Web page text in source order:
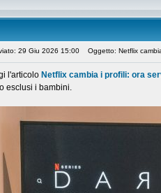
29 Giu 2026 15:00 Oggetto: Netflix
l'articolo Netflix cambia i profili: ora
esclusi i bambini.